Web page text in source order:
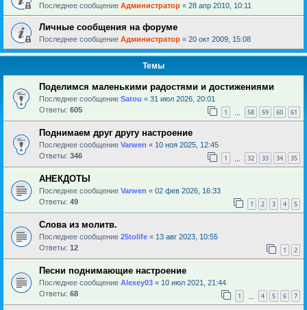
Последнее сообщение Администратор « 28 апр 2010, 10:11
Личные сообщения на форуме
Последнее сообщение Администратор « 20 окт 2009, 15:08
Темы
Поделимся маленькими радостями и достижениями
Последнее сообщение Satou « 31 июл 2026, 20:01
Ответы: 605 1 58 59 60 61
Поднимаем друг другу настроение
Последнее сообщение Varwen « 10 ноя 2025, 12:45
Ответы: 346 1 32 33 34 35
АНЕКДОТЫ
Последнее сообщение Varwen « 02 фев 2026, 16:33
Ответы: 49 1 2 3 4 5
Слова из молитв.
Последнее сообщение 25tolife « 13 авг 2023, 10:55
Ответы: 12 1 2
Песни поднимающие настроение
Последнее сообщение Alexey03 « 10 июл 2021, 21:44
Ответы: 68 1 4 5 6 7